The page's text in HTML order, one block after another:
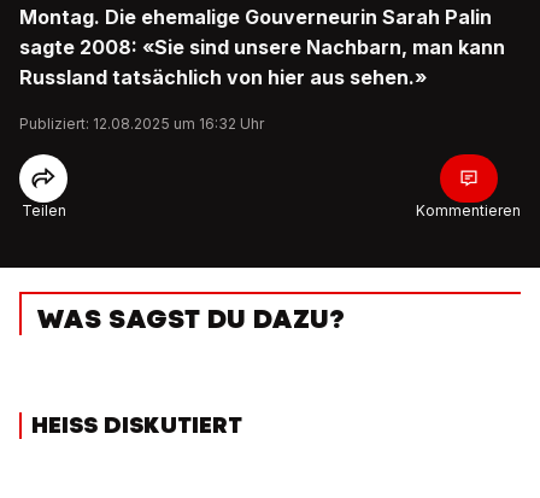
Montag. Die ehemalige Gouverneurin Sarah Palin
sagte 2008: «Sie sind unsere Nachbarn, man kann
Russland tatsächlich von hier aus sehen.»
Publiziert: 12.08.2025 um 16:32 Uhr
Teilen Kommentieren
WAS SAGST DU DAZU?
HEISS DISKUTIERT